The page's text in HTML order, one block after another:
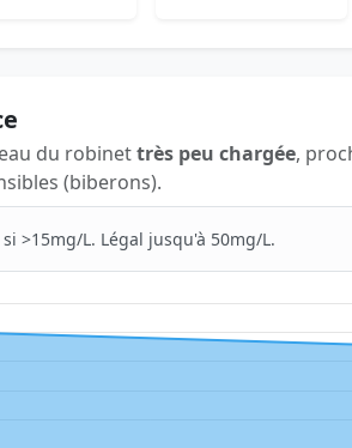
du robinettrès peu chargée,
(biberons).
>15mg/L. Légal jusqu'à 50mg/L.